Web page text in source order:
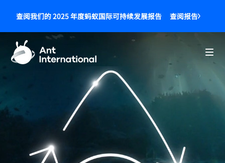
查阅我们的 2025 年度蚂蚁国际可持续发展报告 查阅报告